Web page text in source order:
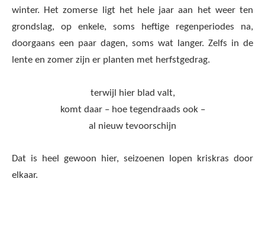
winter. Het zomerse ligt het hele jaar aan het weer ten
grondslag, op enkele, soms heftige regenperiodes na,
doorgaans een paar dagen, soms wat langer. Zelfs in de
lente en zomer zijn er planten met herfstgedrag.
terwijl hier blad valt,
komt daar – hoe tegendraads ook –
al nieuw tevoorschijn
Dat is heel gewoon hier, seizoenen lopen kriskras door
elkaar.